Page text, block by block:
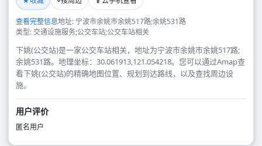
查看完整信息地址: 宁波市余姚市余姚517路;余姚531路
类型: 交通设施服务;公交车站;公交车站相关
下姚(公交站)是一家公交车站相关，地址为宁波市余姚市余姚517路;
余姚531路。地理坐标：30.061913,121.054218。您可以通过Amap查
看下姚(公交站)的精确地图位置、规划到达路线，以及查找周边设
施。
用户评价
匿名用户